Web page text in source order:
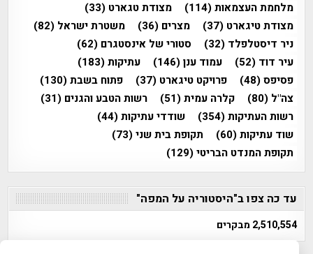
מלחמת העצמאות(114) מצודת טגארט (33)
מצודת טיגארט (37) מצרים (36) משטרת ישראל (82)
ניר דיסטלפלד (32) סטורי של אינסטגרם (62)
עיר דוד (52) עמוד ענן(146) עתיקות(183)
פסיפס(48) פרויקט טיגארט (37) פתוח בשבת(130)
צה"ל (80) קלרה עמית(51) רשות הטבע והגנים (31)
רשות העתיקות(354) שודדי עתיקות(44)
שוד עתיקות(60) תקופת בית שני(73)
תקופת המנדט הבריטי(129)
עד כה צפו ב"היסטוריה על המפה"
2,510,554 מבקרים